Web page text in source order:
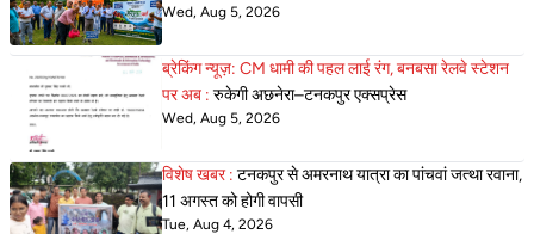
Wed, Aug 5, 2026
ब्रेकिंग न्यूज़: CM धामी की पहल लाई रंग, बनबसा रेलवे स्टेशन
पर अब : रुकेगी अछनेरा–टनकपुर एक्सप्रेस
Wed, Aug 5, 2026
विशेष खबर : टनकपुर से अमरनाथ यात्रा का पांचवां जत्था रवाना,
11 अगस्त को होगी वापसी
Tue, Aug 4, 2026